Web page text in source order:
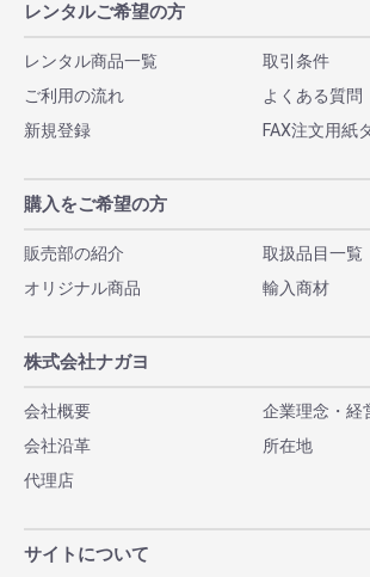
レンタルご希望の方
レンタル商品一覧
取引条件
ご利用の流れ
よくある質問
新規登録
FAX注文用紙
購入をご希望の方
販売部の紹介
取扱品目一覧
オリジナル商品
輸入商材
株式会社ナガヨ
会社概要
企業理念・経
会社沿革
所在地
代理店
サイトについて